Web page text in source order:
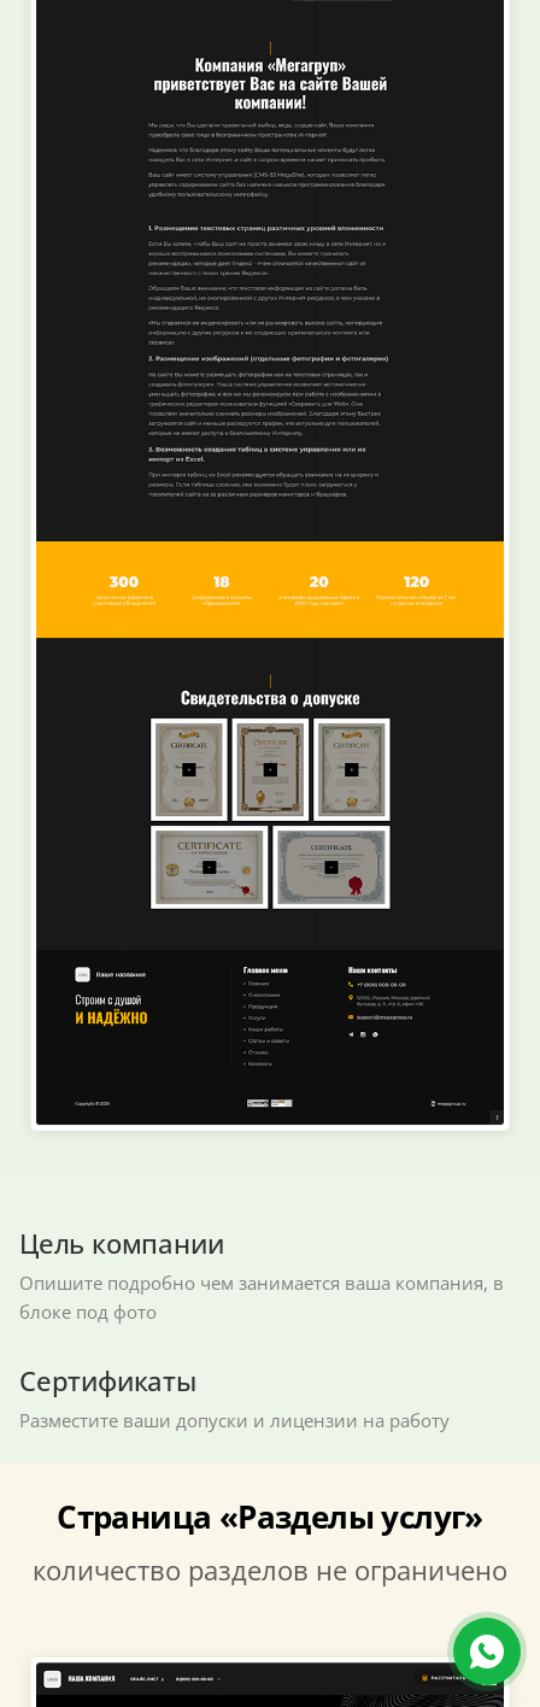
Цель компании
Опишите подробно чем занимается ваша компания, в
блоке под фото
Сертификаты
Разместите ваши допуски и лицензии на работу
Страница «Разделы услуг»
количество разделов не ограничено